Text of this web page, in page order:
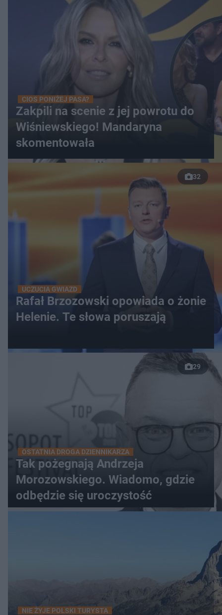
CIOS PONIŻEJ PASA?
Zakpili na scenie z jej powrotu do
Wiśniewskiego! Mandaryna
skomentowała
32
UCZUCIA GWIAZD
Rafał Brzozowski opowiada o żonie
Helenie. Te słowa poruszają
29
OSTATNIA DROGA DZIENNIKARZA
Tak pożegnają Andrzeja
Morozowskiego. Wiadomo, gdzie
odbędzie się uroczystość
NIE ŻYJE POLSKI TURYSTA